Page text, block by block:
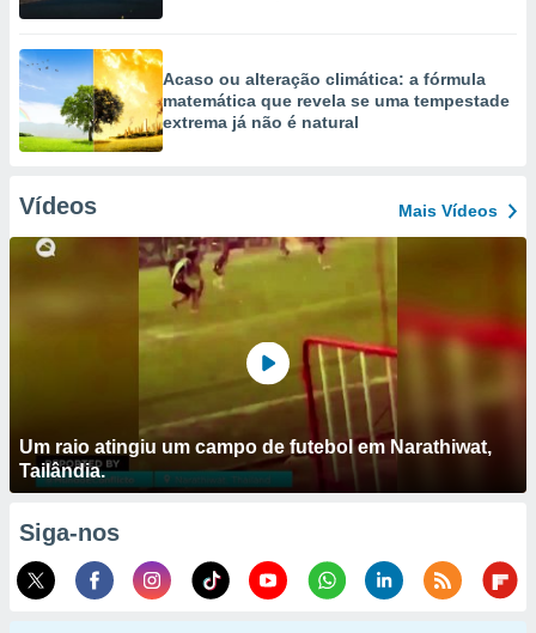
Acaso ou alteração climática: a fórmula
matemática que revela se uma tempestade
extrema já não é natural
Vídeos Mais Vídeos
Um raio atingiu um campo de futebol em Narathiwat,
Tailândia.
Siga-nos